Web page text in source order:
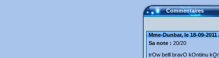
Commentaires
Mme-Dunbar, le 18-09-2011
Sa note : 20/20
trOw belll bravO kOntiinu